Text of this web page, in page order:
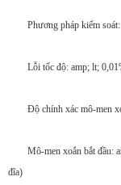
Phương pháp kiểm
Lỗi tốc độ: amp; lt;
Độ chính xác mô-men
Mô-men xoắn bắt đầu:
đĩa)